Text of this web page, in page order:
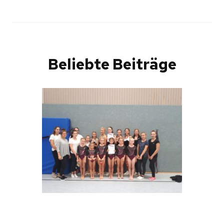
Beliebte Beiträge